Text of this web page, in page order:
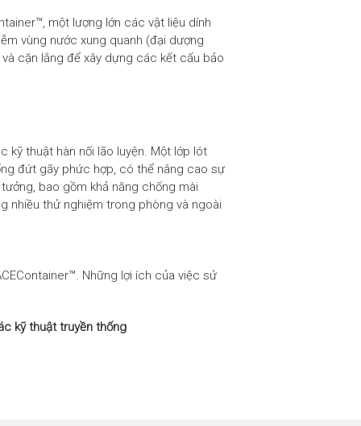
một lượng lớn các vật liệu dính
vùng nước xung quanh (đại dượng
cặn lắng để xây dựng các kết cấu bảo
kỹ thuật hàn nối lão luyện. Một lớp lót
đứt gãy phức hợp, có thể nâng cao sự
bao gồm khả năng chống mài
nhiều thử nghiệm trong phòng và ngoài
Những lợi ích của việc sử
kỹ thuật truyền thống